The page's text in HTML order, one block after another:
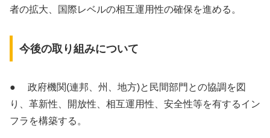
者の拡大、国際レベルの相互運用性の確保を進める。
今後の取り組みについて
● 政府機関(連邦、州、地方)と民間部門との協調を図
り、革新性、開放性、相互運用性、安全性等を有するイン
フラを構築する。